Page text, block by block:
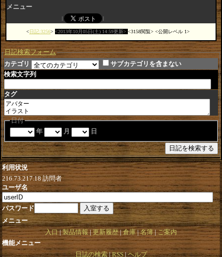
メニュー
日記:3256 2013年10月05日(土) 14:59更新 3158閲覧 公開レベル 1
日記検索フォーム
カテゴリ
サブカテゴリを含まない
検索文字列
タグ
日付
年
月 日
利用状況
216.73.217.18訪問者
ユーザ名
パスワード
メニュー
入口 製品情報 更新履歴 倉庫 名簿 ご案内
機能メニュー
日誌の検索 RSS ヘルプ